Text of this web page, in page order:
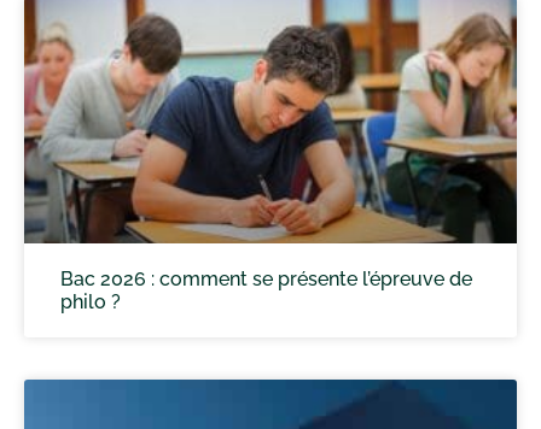
Bac 2026 : comment se présente l’épreuve de
philo ?